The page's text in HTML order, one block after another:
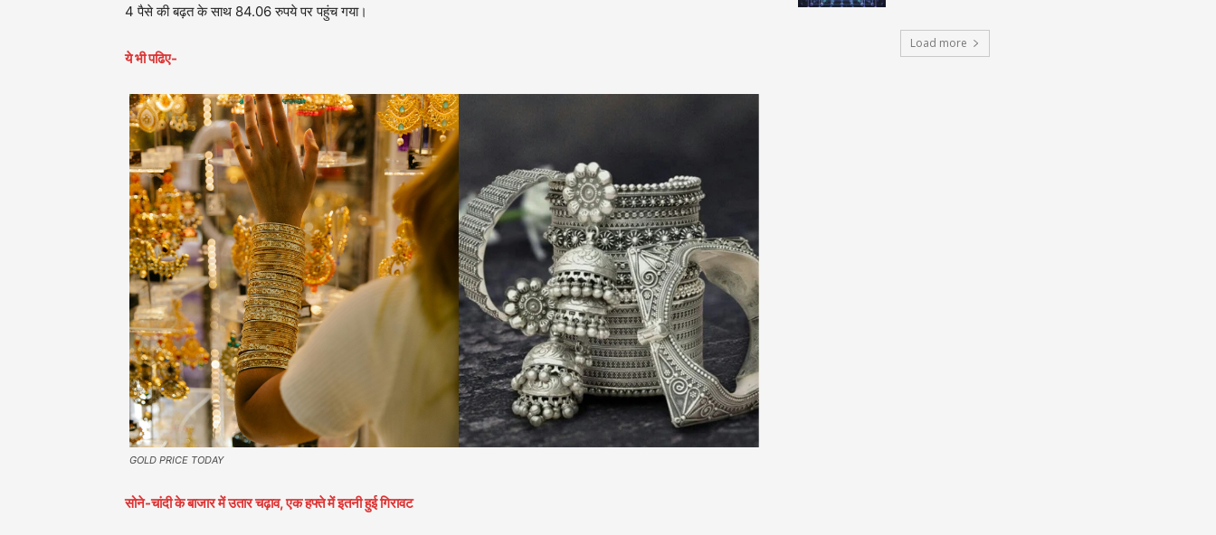
4 पैसे की बढ़त के साथ 84.06 रुपये पर पहुंच गया।
ये भी पढिए-
GOLD PRICE TODAY
सोने-चांदी के बाजार में उतार चढ़ाव, एक हफ्ते में इतनी हुई गिरावट
Load more